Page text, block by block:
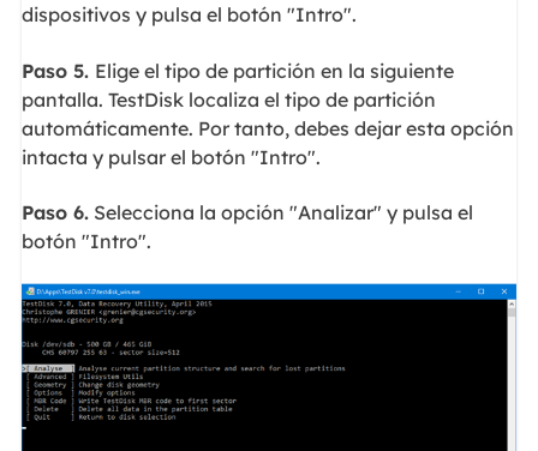
dispositivos y pulsa el botón "Intro".
Paso 5. Elige el tipo de partición en la siguiente
pantalla. TestDisk localiza el tipo de partición
automáticamente. Por tanto, debes dejar esta opción
intacta y pulsar el botón "Intro".
Paso 6. Selecciona la opción "Analizar" y pulsa el
botón "Intro".